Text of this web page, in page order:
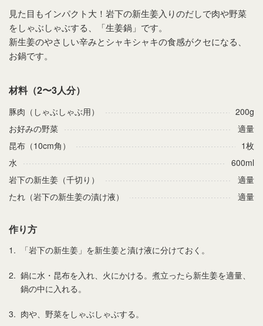
見た目もインパクト大！岩下の新生姜入りのだしで肉や野菜
をしゃぶしゃぶする、「生姜鍋」です。
新生姜のやさしい辛みとシャキシャキの食感がクセになる、
お鍋です。
材料（2〜3人分）
豚肉（しゃぶしゃぶ用）
200g
お好みの野菜
適量
昆布（10cm角）
1枚
水
600ml
岩下の新生姜（千切り）
適量
たれ（岩下の新生姜の漬け液）
適量
作り方
1. 「岩下の新生姜」を新生姜と漬け液に分けておく。
2. 鍋に水・昆布を入れ、火にかける。煮立ったら新生姜を適量、
鍋の中に入れる。
3. 肉や、野菜をしゃぶしゃぶする。